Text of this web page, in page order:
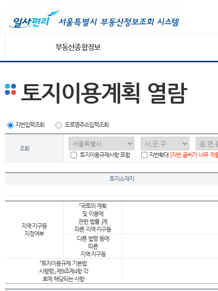
부동산종합정보
토지이용계획 열람
지번입력조회 도로명주소입력조회
조회
토지이용규제사항 포함
지번확대 [지번 글씨가 너무 작
토지소재지
지역·지구등
지정여부
「국토의 계획
및 이용에
관한 법률 」에
따른 지역·지구등
다른 법령 등에
따른
지역·지구등
「토지이용규제 기본법
시행령」 제9조제4항 각
호에 해당되는 사항